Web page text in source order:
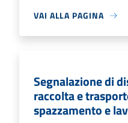
VAI ALLA PAGINA
Segnalazione di
raccolta e
spazzamento e